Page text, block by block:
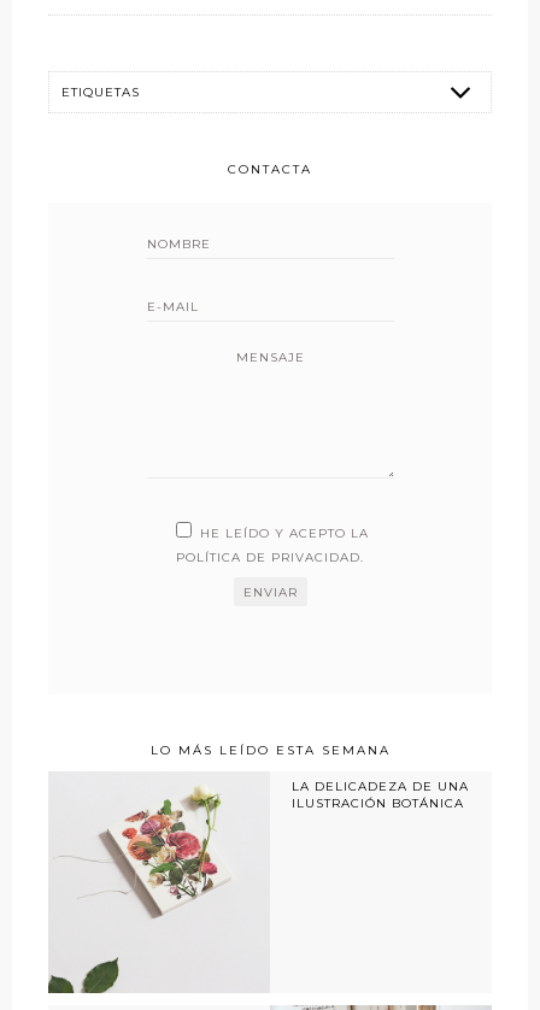
CONTACTA
MENSAJE
HE LEÍDO Y ACEPTO LA
POLÍTICA DE PRIVACIDAD.
LO MÁS LEÍDO ESTA SEMANA
LA DELICADEZA DE UNA
ILUSTRACIÓN BOTÁNICA